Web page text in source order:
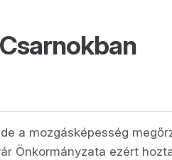
a mozgásképesség
Önkormányzata ezért